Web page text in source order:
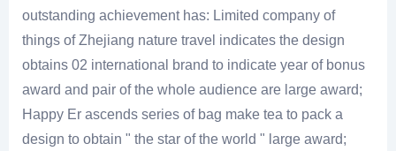
outstanding achievement has: Limited company of
things of Zhejiang nature travel indicates the design
obtains 02 international brand to indicate year of bonus
award and pair of the whole audience are large award;
Happy Er ascends series of bag make tea to pack a
design to obtain " the star of the world " large award;